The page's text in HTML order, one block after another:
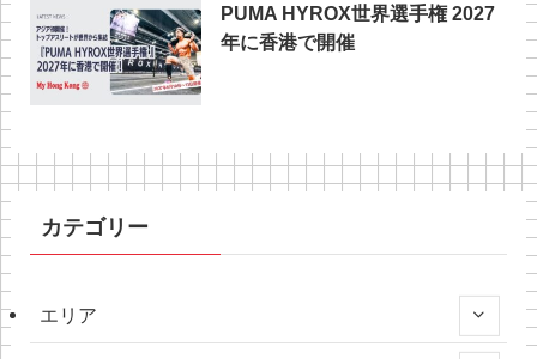
PUMA HYROX世界選手権 2027
年に香港で開催
カテゴリー
エリア